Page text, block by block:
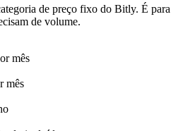
de preço fixo do Bitly. É para
de volume.
mês
mês